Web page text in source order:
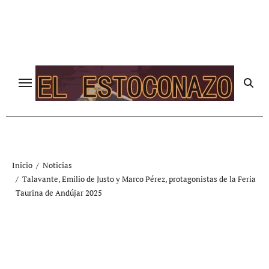
Inicio
Noticias
Talavante, Emilio de Justo y Marco Pérez, protagonistas de la Feria
Taurina de Andújar 2025